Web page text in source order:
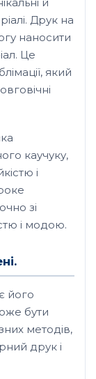
Друк на
наносити
Це
який
каучуку,
і
зі
і модою.
його
бути
методів,
друк і